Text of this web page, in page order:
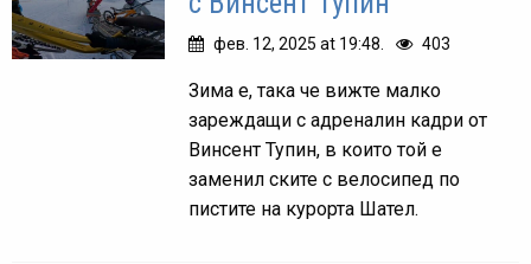
фев. 12, 2025 at 19:48. 403
Зима е, така че вижте малко
зареждащи с адреналин кадри от
Винсент Тупин, в които той е
заменил ските с велосипед по
пистите на курорта Шател.